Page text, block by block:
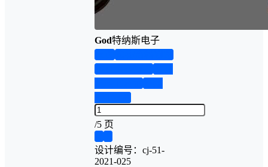
God特纳斯电子
/5 页
设计编号：cj-51-
2021-025